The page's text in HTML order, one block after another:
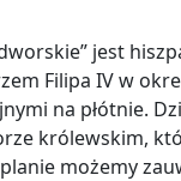
jest
Filipa IV w
na płótnie.
królewskim,
możemy